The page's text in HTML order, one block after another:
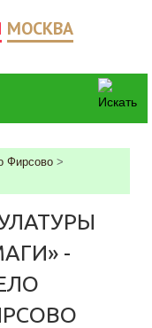
МОСКВА
Фирсово >
-